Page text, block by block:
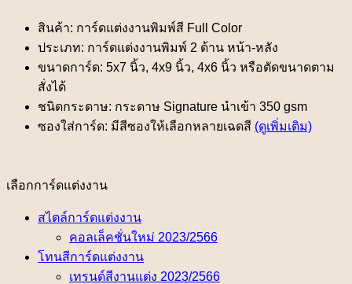
สินค้า: การ์ดแต่งงานพิมพ์สี Full Color
ประเภท: การ์ดแต่งงานพิมพ์ 2 ด้าน หน้า-หลัง
ขนาดการ์ด: 5x7 นิ้ว, 4x9 นิ้ว, 4x6 นิ้ว หรือตัดขนาดตาม
สั่งได้
ชนิดกระดาษ: กระดาษ Signature นำเข้า 350 gsm
ซองใส่การ์ด: มีสีซองให้เลือกหลายเฉดสี (ดูเพิ่มเติม)
เลือกการ์ดแต่งงาน
สไตล์การ์ดแต่งงาน
คอลเล็คชั่นใหม่ 2023/2566
โทนสีการ์ดแต่งงาน
เทรนด์สีงานแต่ง 2023/2566